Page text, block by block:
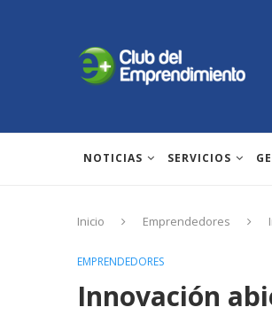
NOTICIAS SERVICIOS
Inicio Emprendedores
EMPRENDEDORES
Innovación